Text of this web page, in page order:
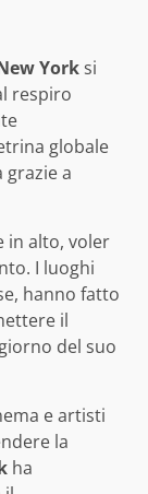
Yorksi
respiro
globale
a
in alto, voler
I luoghi
hanno fatto
il
del suo
e artisti
la
ha